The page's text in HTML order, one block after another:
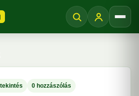
0 hozzászólás